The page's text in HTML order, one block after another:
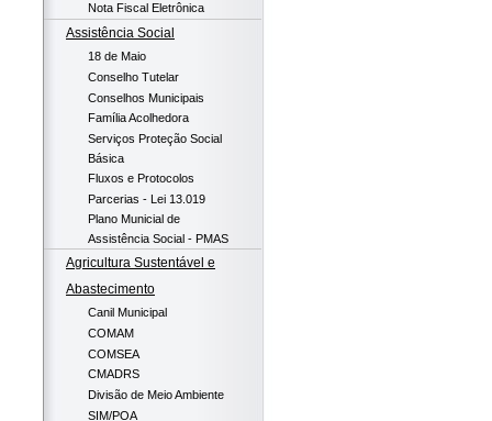
Nota Fiscal Eletrônica
Assistência Social
18 de Maio
Conselho Tutelar
Conselhos Municipais
Família Acolhedora
Serviços Proteção Social
Básica
Fluxos e Protocolos
Parcerias - Lei 13.019
Plano Municial de
Assistência Social - PMAS
Agricultura Sustentável e
Abastecimento
Canil Municipal
COMAM
COMSEA
CMADRS
Divisão de Meio Ambiente
SIM/POA